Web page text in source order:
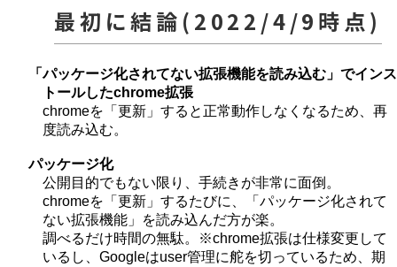
最初に結論(2022/4/9時点)
「パッケージ化されてない拡張機能を読み込む」でインス
トールしたchrome拡張
chromeを「更新」すると正常動作しなくなるため、再
度読み込む。
パッケージ化
公開目的でもない限り、手続きが非常に面倒。
chromeを「更新」するたびに、「パッケージ化されて
ない拡張機能」を読み込んだ方が楽。
調べるだけ時間の無駄。※chrome拡張は仕様変更して
いるし、Googleはuser管理に舵を切っているため、期